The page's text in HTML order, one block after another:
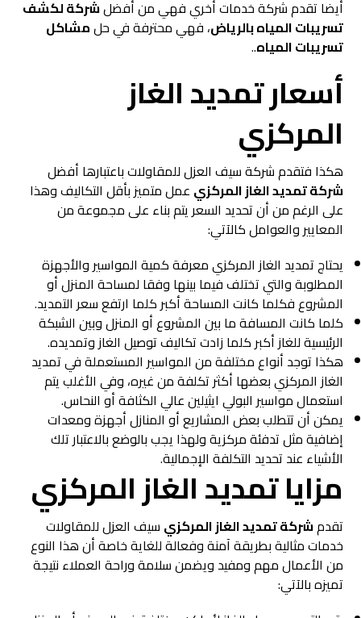
أيضا تقدم شركة خدمات أخري فهي من أفضلشركة لكشف
تسريبات المياه بالرياض، فهي محترفة في حلمشاكل
تسريبات المياه..
أسعار تمديد الغاز
المركزي
هكذا فتقدم شركة سيف العزل للمقاولات باعتبارها أفضل
شركة تمديد الغاز المركزي عمل متميز بأقل التكاليف وهذا
على الرغم من أن تحديد السعر يتم بناء على مجموعة من
المعايير والعوامل كالآتي:
يحتاج تمديد الغاز المركزي معرفة كمية المواسير والأجهزة
المطلوبة والتي تختلف فيما بينها وفقا لمساحة المنزل أو
المشروع فكلما كانت المساحة أكبر كلما ارتفع سعر التمديد.
كلما كانت المسافة ما بين المشروع أو المنزل وبين الشبكة
الرئيسية للغاز أكبر كلما زادت تكاليف توصيل الغاز وتمديده.
هكذا توجد أنواع مختلفة من المواسير المستعملة في تمديد
الغاز المركزي بعضها أكثر تكلفة من غيره، وفي الأغلب يتم
استعمال مواسير البولي ايثيلين عالي الكثافة أو النحاس.
يمكن أن تتطلب بعض المشاريع أو المنازل أجهزة ومعدات
إضافية مثل تدفئة مركزية ولهذا يجب بالوضع بالاعتبار تلك
الأشياء عند تحديد التكلفة الإجمالية.
مزايا تمديد الغاز المركزي
تقدمشركة تمديد الغاز المركزي سيف العزل للمقاولات
خدمات مثالية بطريقة آمنة وفعالة للغاية خاصة أن هذا النوع
من الأعمال مهم ومفيد ويضمن سلامة وراحة العملاء نتيجة
تميزه بالآتي: